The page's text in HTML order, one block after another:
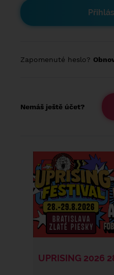
Zapomenuté heslo?
Nemáš ještě účet?